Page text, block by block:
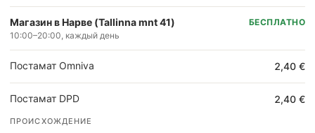
ПРОИСХОЖДЕНИЕ
Магазин в Нарве (Tallinna mnt 41)
10:00–20:00, каждый день
БЕСПЛАТНО
Постамат Omniva 2,40 €
Постамат DPD 2,40 €